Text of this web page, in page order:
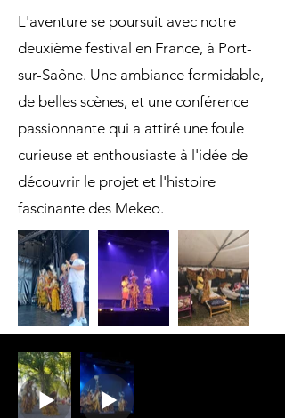
L'aventure se poursuit avec notre
deuxième festival en France, à Port-
sur-Saône. Une ambiance formidable,
de belles scènes, et une conférence
passionnante qui a attiré une foule
curieuse et enthousiaste à l'idée de
découvrir le projet et l'histoire
fascinante des Mekeo.